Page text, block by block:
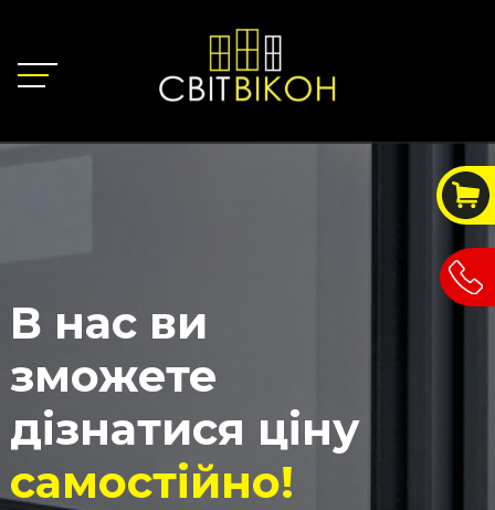
В нас ви
зможете
дізнатися ціну
самостійно!